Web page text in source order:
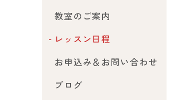
教室のご案内
レッスン日程
お申込み＆お問い合わせ
ブログ